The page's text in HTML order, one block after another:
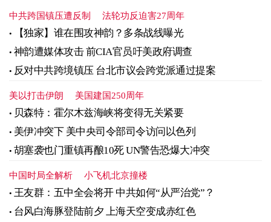
中共跨国镇压遭反制 法轮功反迫害27周年
【独家】谁在围攻神韵？多条战线曝光
神韵遭媒体攻击 前CIA官员吁美政府调查
反对中共跨境镇压 台北市议会跨党派通过提案
美以打击伊朗 美国建国250周年
贝森特：霍尔木兹海峡将变得无关紧要
美伊冲突下 美中央司令部司令访问以色列
胡塞袭也门重镇再酿10死 UN警告恐爆大冲突
中国时局全解析 小飞机北京撞楼
王友群：五中全会将开 中共如何“从严治党”？
台风白海豚登陆前夕 上海天空变成赤红色